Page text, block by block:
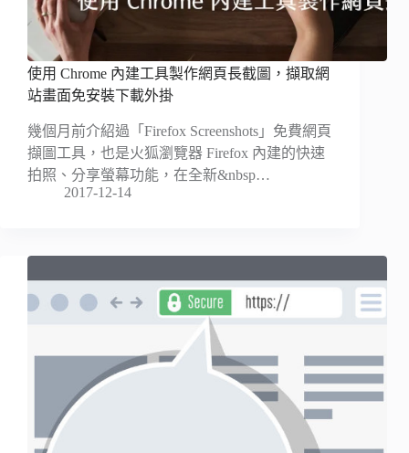
使用 Chrome 內建工具製作網頁長截圖，擷取網
站畫面免安裝下載外掛
幾個月前介紹過「Firefox Screenshots」免費網頁
擷圖工具，也是火狐瀏覽器 Firefox 內建的快速
拍照、分享螢幕功能，在全新&nbsp…
2017-12-14